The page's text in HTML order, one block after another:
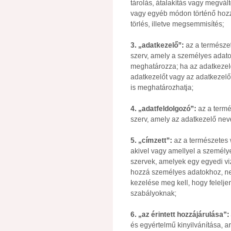
tárolás, átalakítás vagy
vagy egyéb módon történő
törlés, illetve megsemmisítés;
3. „adatkezelő”: az a
szerv, amely a személyes
meghatározza; ha az
adatkezelőt vagy az
is meghatározhatja;
4. „adatfeldolgozó”: az a
szerv, amely az adatkezelő
5. „címzett”: az a természetes
akivel vagy amellyel a
szervek, amelyek egy egyedi
hozzá személyes adatokhoz,
kezelése meg kell, hogy
szabályoknak;
6. „az érintett hozzájárulása”:
és egyértelmű kinyilvánítása,